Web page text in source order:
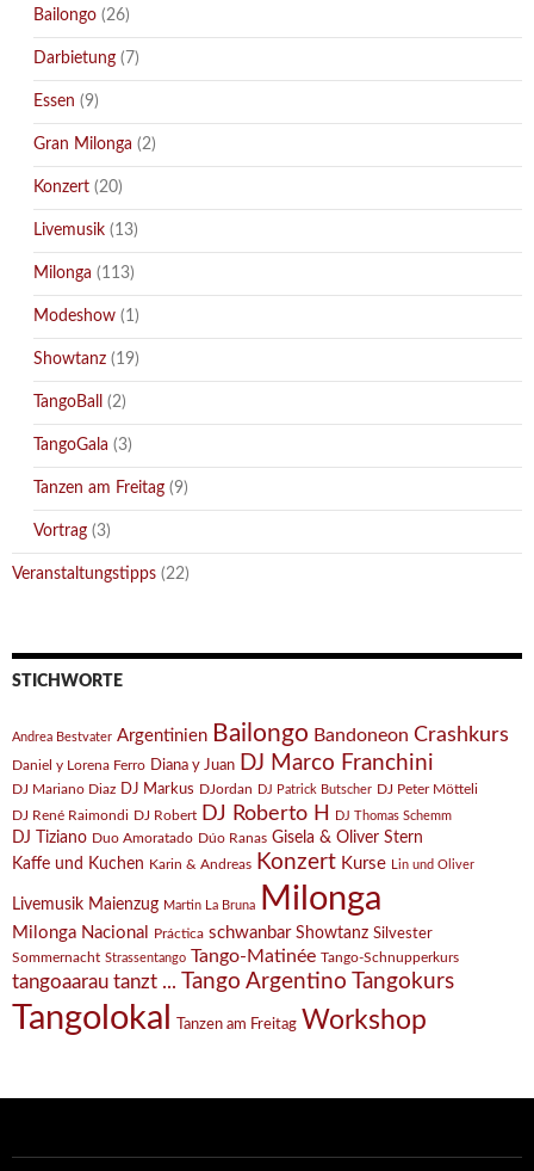
Bailongo (26)
Darbietung (7)
Essen (9)
Gran Milonga (2)
Konzert (20)
Livemusik (13)
Milonga (113)
Modeshow (1)
Showtanz (19)
TangoBall (2)
TangoGala (3)
Tanzen am Freitag (9)
Vortrag (3)
Veranstaltungstipps (22)
STICHWORTE
Andrea Bestvater Argentinien Bailongo Bandoneon Crashkurs
Daniel y Lorena Ferro Diana y Juan DJ Marco Franchini
DJ Mariano Diaz DJ Markus DJordan DJ Patrick Butscher DJ Peter Mötteli
DJ René Raimondi DJ Robert DJ Roberto H DJ Thomas Schemm
DJ Tiziano Duo Amoratado Dúo Ranas Gisela & Oliver Stern
Kaffe und Kuchen Karin & Andreas Konzert Kurse Lin und Oliver
Livemusik Maienzug Martin La Bruna Milonga
Milonga Nacional Práctica schwanbar Showtanz Silvester
Sommernacht Strassentango Tango-Matinée Tango-Schnupperkurs
tangoaarau tanzt ... Tango Argentino Tangokurs
Tangolokal Tanzen am Freitag Workshop